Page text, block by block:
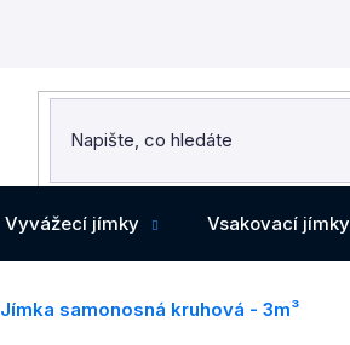
Vyvážecí jímky Vsakovací jímky
Jímka samonosná kruhová - 3m³